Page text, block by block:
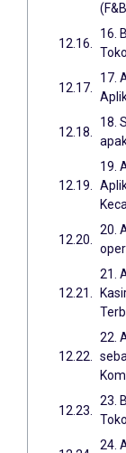
16.
17.
18.
19.
20.
21.
22.
23.
24.